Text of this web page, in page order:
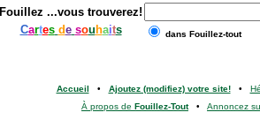
Fouillez ...vous trouverez!
Cartes de sou haits dans Fouillez-tout
Accueil • Ajoutez (modifiez) votre site!•
À propos de Fouillez-Tout• Annoncez